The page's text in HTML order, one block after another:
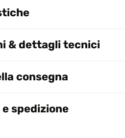
& dettagli tecnici
consegna
e spedizione